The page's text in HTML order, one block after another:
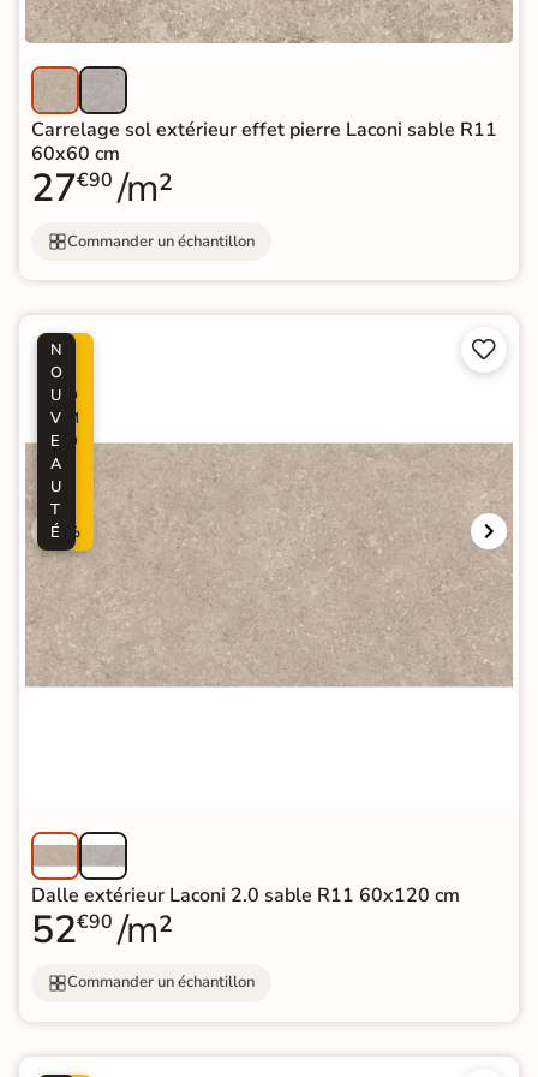
Carrelage sol extérieur effet pierre Laconi sable R11
60x60 cm
27€90 /m²
Commander un échantillon
R
O
M
O
%
N
O
U
V
E
A
U
T
É


Dalle extérieur Laconi 2.0 sable R11 60x120 cm
52€90 /m²
Commander un échantillon